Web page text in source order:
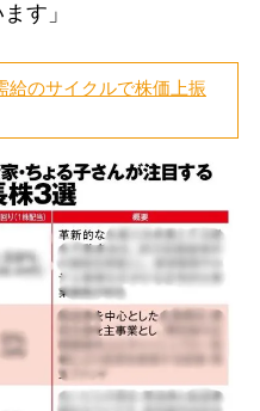
す」
給のサイクルで株価上振